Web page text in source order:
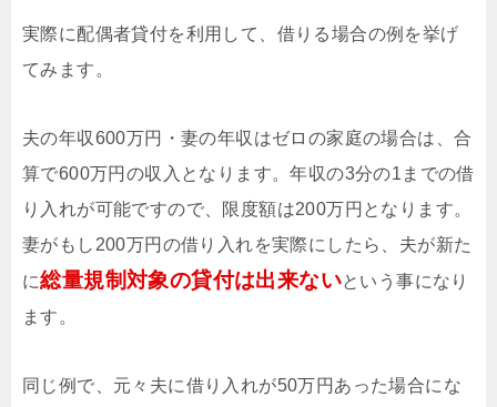
実際に配偶者貸付を利用して、借りる場合の例を挙げ
てみます。
夫の年収600万円・妻の年収はゼロの家庭の場合は、合
算で600万円の収入となります。年収の3分の1までの借
り入れが可能ですので、限度額は200万円となります。
妻がもし200万円の借り入れを実際にしたら、夫が新た
に総量規制対象の貸付は出来ないという事になり
ます。
同じ例で、元々夫に借り入れが50万円あった場合にな